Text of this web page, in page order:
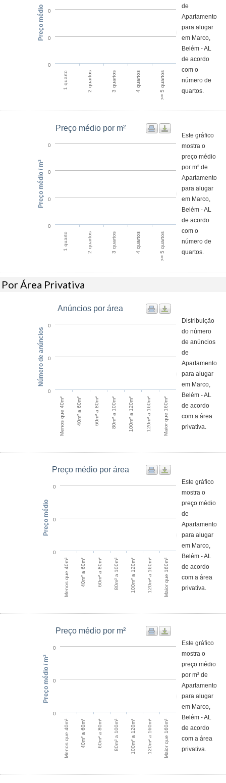
1 quarto 2 quartos 3 quartos 4 quartos >= 5 quartos
0
0
0
Preço médio
de
Apartamento
para alugar
em Marco,
Belém - AL
de acordo
com o
número de
quartos.
Preço médio por m²
1 quarto 2 quartos 3 quartos 4 quartos >= 5 quartos
0
0
0
0
Preço médio / m²
Este gráfico
mostra o
preço médio
por m² de
Apartamento
para alugar
em Marco,
Belém - AL
de acordo
com o
número de
quartos.
Por Área Privativa
Anúncios por área
Menos que 40m² 40m² a 60m² 60m² a 80m² 80m² a 100m² 100m² a 120m² 120m² a 160m² Maior que 160m²
0
0
0
Número de anúncios
Distribuição
do número
de anúncios
de
Apartamento
para alugar
em Marco,
Belém - AL
de acordo
com a área
privativa.
Preço médio por área
Menos que 40m² 40m² a 60m² 60m² a 80m² 80m² a 100m² 100m² a 120m² 120m² a 160m² Maior que 160m²
0
0
0
Preço médio
Este gráfico
mostra o
preço médio
de
Apartamento
para alugar
em Marco,
Belém - AL
de acordo
com a área
privativa.
Preço médio por m²
Menos que 40m² 40m² a 60m² 60m² a 80m² 80m² a 100m² 100m² a 120m² 120m² a 160m² Maior que 160m²
0
0
0
Preço médio / m²
Este gráfico
mostra o
preço médio
por m² de
Apartamento
para alugar
em Marco,
Belém - AL
de acordo
com a área
privativa.